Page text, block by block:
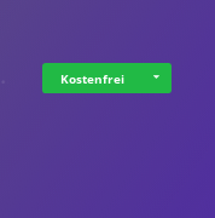
Kostenfrei